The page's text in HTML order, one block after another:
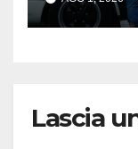
Lascia